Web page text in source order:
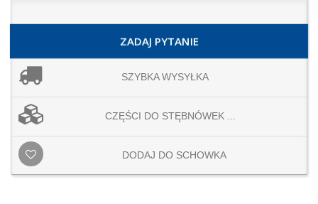
ZADAJ PYTANIE
SZYBKA WYSYŁKA
CZĘŚCI DO STĘBNÓWEK ...
DODAJ DO SCHOWKA